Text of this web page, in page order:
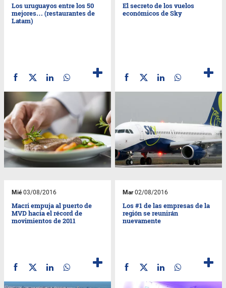
Los uruguayos entre los 50
mejores… (restaurantes de
Latam)
El secreto de los vuelos
económicos de Sky
Mié03/08/2016
Macri empuja al puerto de
MVD hacia el récord de
movimientos de 2011
Mar02/08/2016
Los #1 de las empresas de la
región se reunirán
nuevamente